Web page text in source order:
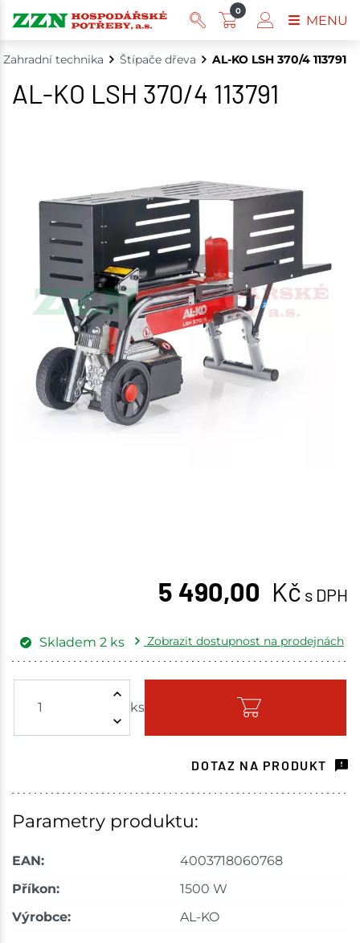
Zahradní technika Štípače dřeva AL-KO LSH 370/4 113791
AL-KO LSH 370/4 113791
5 490,00 Kč s DPH
ks
Skladem 2 ks
Zobrazit dostupnost na prodejnách
Skladem - ihned k odeslání
Ceny na prodejnách se mohou lišit od cen na e-
DOTAZ NA PRODUKT
Parametry produktu:
EAN:
4003718060768
Příkon:
1500 W
Výrobce:
AL-KO
0
MENU